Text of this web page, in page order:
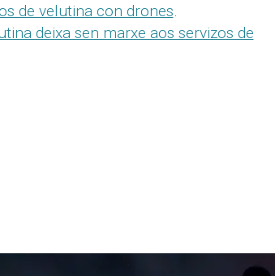
de velutina con drones
deixa sen marxe aos servizos de